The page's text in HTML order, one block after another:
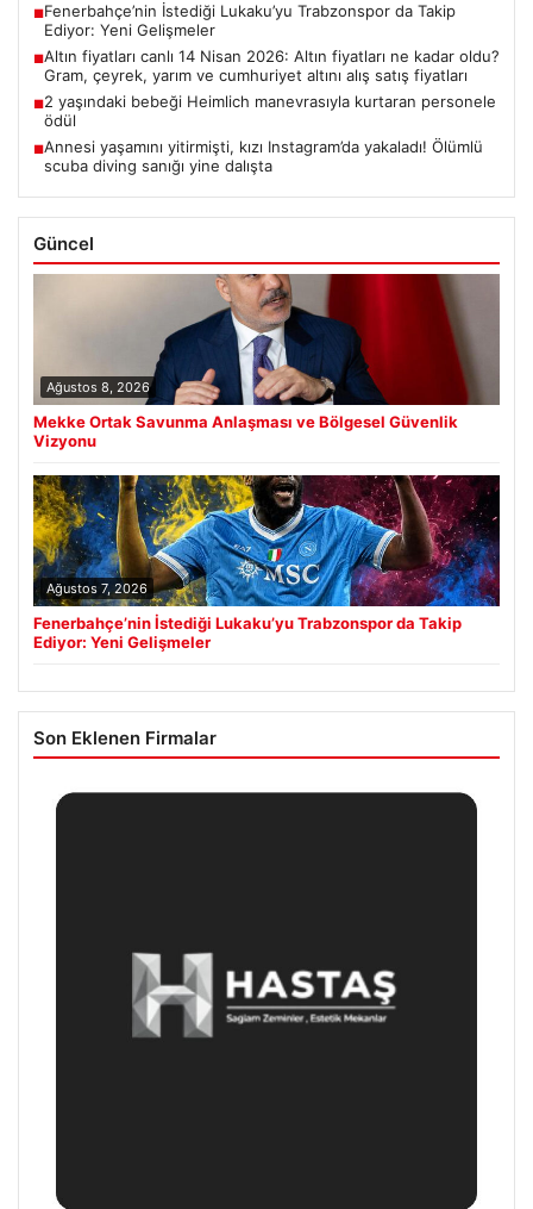
■Fenerbahçe’nin İstediği Lukaku’yu Trabzonspor da Takip
Ediyor: Yeni Gelişmeler
■Altın fiyatları canlı 14 Nisan 2026: Altın fiyatları ne kadar oldu?
Gram, çeyrek, yarım ve cumhuriyet altını alış satış fiyatları
■2 yaşındaki bebeği Heimlich manevrasıyla kurtaran personele
ödül
■Annesi yaşamını yitirmişti, kızı Instagram’da yakaladı! Ölümlü
scuba diving sanığı yine dalışta
Güncel
Ağustos 8, 2026
Mekke Ortak Savunma Anlaşması ve Bölgesel Güvenlik
Vizyonu
Ağustos 7, 2026
Fenerbahçe’nin İstediği Lukaku’yu Trabzonspor da Takip
Ediyor: Yeni Gelişmeler
Son Eklenen Firmalar